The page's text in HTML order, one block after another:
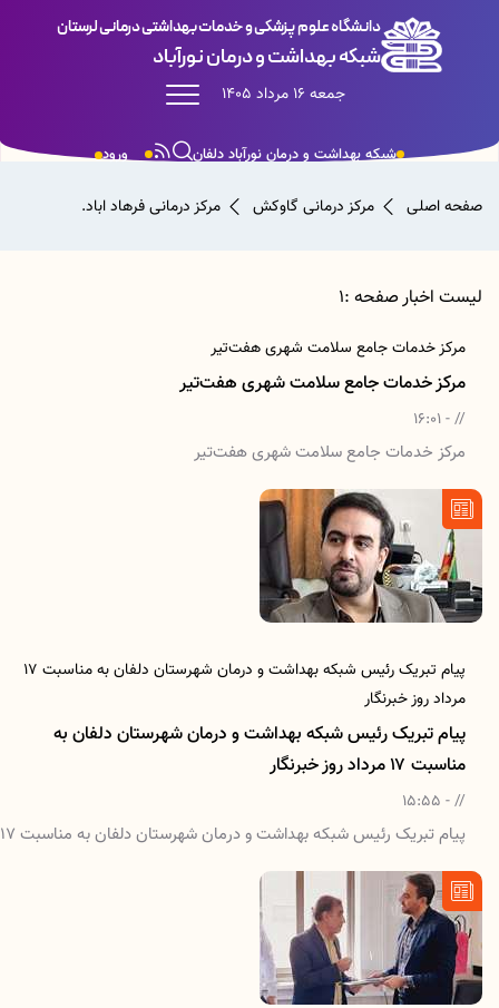
دانشگاه علوم پزشکی و خدمات بهداشتی درمانی لرستان
شبکه بهداشت و درمان نورآباد
جمعه 16 مرداد 1405
ورود شبکه بهداشت و درمان نورآباد دلفان
صفحه اصلی مرکز درمانی گاوکش مرکز درمانی فرهاد اباد.
لیست اخبار صفحه :1
مرکز خدمات جامع سلامت شهری هفت‌تیر
مرکز خدمات جامع سلامت شهری هفت‌تیر
// - 16:01
مرکز خدمات جامع سلامت شهری هفت‌تیر
پیام تبریک رئیس شبکه بهداشت و درمان شهرستان دلفان به مناسبت ۱۷
مرداد روز خبرنگار
پیام تبریک رئیس شبکه بهداشت و درمان شهرستان دلفان به
مناسبت ۱۷ مرداد روز خبرنگار
// - 15:55
پیام تبریک رئیس شبکه بهداشت و درمان شهرستان دلفان به مناسبت ۱۷